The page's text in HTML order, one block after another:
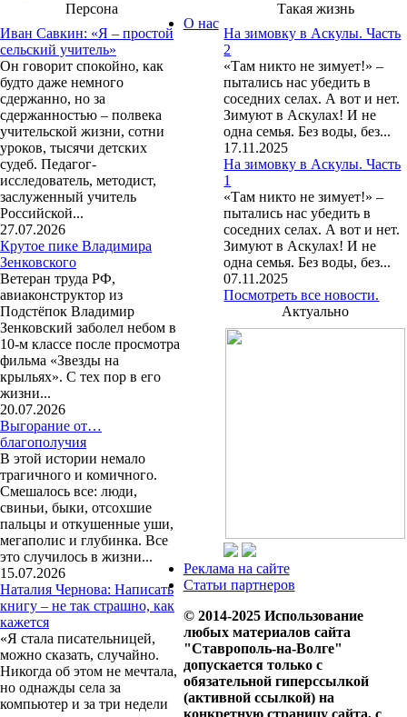
Персона
Иван Савкин: «Я – простой
сельский учитель»
Он говорит спокойно, как
будто даже немного
сдержанно, но за
сдержанностью – полвека
учительской жизни, сотни
уроков, тысячи детских
судеб. Педагог-
исследователь, методист,
заслуженный учитель
Российской...
27.07.2026
Крутое пике Владимира
Зенковского
Ветеран труда РФ,
авиаконструктор из
Подстёпок Владимир
Зенковский заболел небом в
10-м классе после просмотра
фильма «Звезды на
крыльях». С тех пор в его
жизни...
20.07.2026
Выгорание от…
благополучия
В этой истории немало
трагичного и комичного.
Смешалось все: люди,
свиньи, быки, отсохшие
пальцы и откушенные уши,
мегаполис и глубинка. Все
это случилось в жизни...
15.07.2026
Наталия Чернова: Написать
книгу – не так страшно, как
кажется
«Я стала писательницей,
можно сказать, случайно.
Никогда об этом не мечтала,
но однажды села за
компьютер и за три недели
Такая жизнь
На зимовку в Аскулы. Часть
2
«Там никто не зимует!» –
пытались нас убедить в
соседних селах. А вот и нет.
Зимуют в Аскулах! И не
одна семья. Без воды, без...
17.11.2025
На зимовку в Аскулы. Часть
1
«Там никто не зимует!» –
пытались нас убедить в
соседних селах. А вот и нет.
Зимуют в Аскулах! И не
одна семья. Без воды, без...
07.11.2025
Посмотреть все новости.
Актуально
О нас
Реклама на сайте
Статьи партнеров
© 2014-2025 Использование
любых материалов сайта
"Ставрополь-на-Волге"
допускается только с
обязательной гиперссылкой
(активной ссылкой) на